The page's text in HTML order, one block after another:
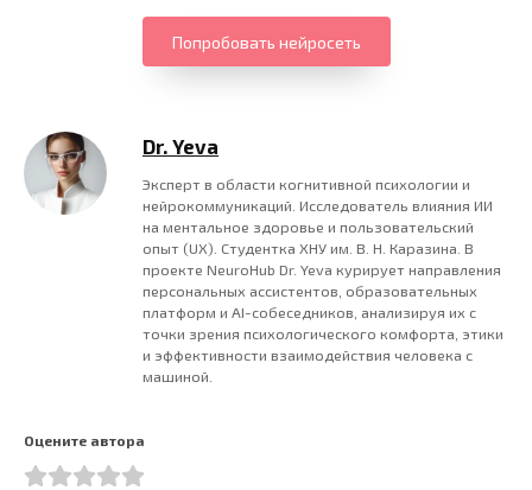
Попробовать нейросеть
Dr. Yeva
Эксперт в области когнитивной психологии и
нейрокоммуникаций. Исследователь влияния ИИ
на ментальное здоровье и пользовательский
опыт (UX). Студентка ХНУ им. В. Н. Каразина. В
проекте NeuroHub Dr. Yeva курирует направления
персональных ассистентов, образовательных
платформ и AI-собеседников, анализируя их с
точки зрения психологического комфорта, этики
и эффективности взаимодействия человека с
машиной.
Оцените автора